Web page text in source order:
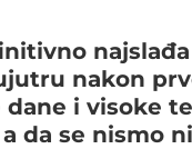
nakon
dane i visoke
da se nismo